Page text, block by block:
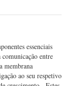
essenciais
comunicação entre
membrana
ao seu respetivo